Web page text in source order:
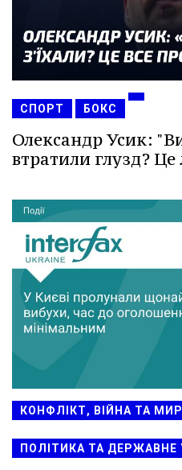
СПОРТ БОКС
Олександр Усик:
втратили глузд?
КОНФЛІКТ, ВІЙНА ТА МИР
ПОЛІТИКА ТА ДЕРЖАВНЕ